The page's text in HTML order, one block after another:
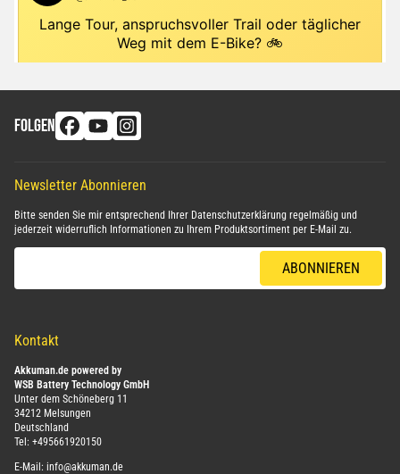
FOLGEN
Newsletter Abonnieren
Bitte senden Sie mir entsprechend Ihrer Datenschutzerklärung regelmäßig und
jederzeit widerruflich Informationen zu Ihrem Produktsortiment per E-Mail zu.
ABONNIEREN
Kontakt
Akkuman.de powered by
WSB Battery Technology GmbH
Unter dem Schöneberg 11
34212 Melsungen
Deutschland
Tel: +495661920150
E-Mail: info@akkuman.de